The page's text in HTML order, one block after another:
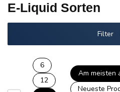
E-Liquid Sorten
Filter
6
12
Am meisten
Neueste